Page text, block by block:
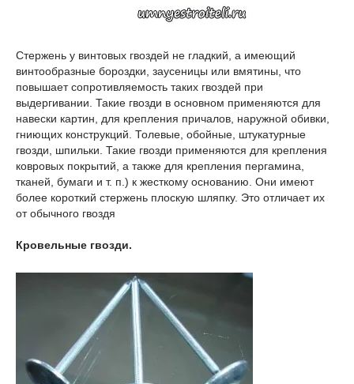
Стержень у винтовых гвоздей не гладкий, а имеющий
винтообразные бороздки, заусеницы или вмятины, что
повышает сопротивляемость таких гвоздей при
выдергивании. Такие гвозди в основном применяются для
навески картин, для крепления причалов, наружной обивки,
гниющих конструкций. Толевые, обойные, штукатурные
гвозди, шпильки. Такие гвозди применяются для крепления
ковровых покрытий, а также для крепления пергамина,
тканей, бумаги и т. п.) к жесткому основанию. Они имеют
более короткий стержень плоскую шляпку. Это отличает их
от обычного гвоздя
Кровельные гвозди.